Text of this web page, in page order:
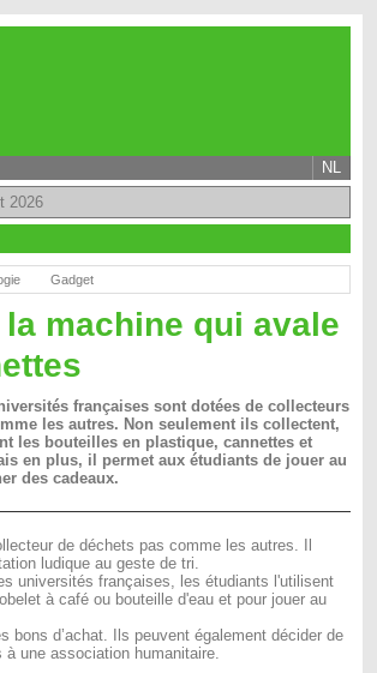
NL
2026
Gadget
machine qui avale
françaises sont dotées de collecteurs
les autres. Non seulement ils collectent,
les bouteilles en plastique, cannettes et
en plus, il permet aux étudiants de jouer au
des cadeaux.
de déchets pas comme les autres. Il
ludique au geste de tri.
universités françaises, les étudiants l'utilisent
à café ou bouteille d'eau et pour jouer au
bons d’achat. Ils peuvent également décider de
à une association humanitaire.